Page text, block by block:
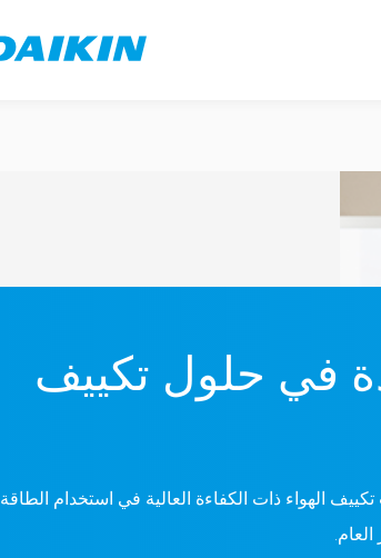
في حلول تكييف
الهواء ذات الكفاءة العالية في استخدام الطاقة